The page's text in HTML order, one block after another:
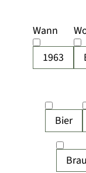
Wann
1963
Bier